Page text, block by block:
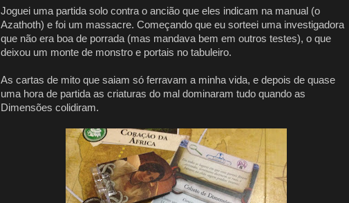
Joguei uma partida solo contra o ancião que eles indicam na manual (o
Azathoth) e foi um massacre. Começando que eu sorteei uma investigadora
que não era boa de porrada (mas mandava bem em outros testes), o que
deixou um monte de monstro e portais no tabuleiro.
As cartas de mito que saiam só ferravam a minha vida, e depois de quase
uma hora de partida as criaturas do mal dominaram tudo quando as
Dimensões colidiram.